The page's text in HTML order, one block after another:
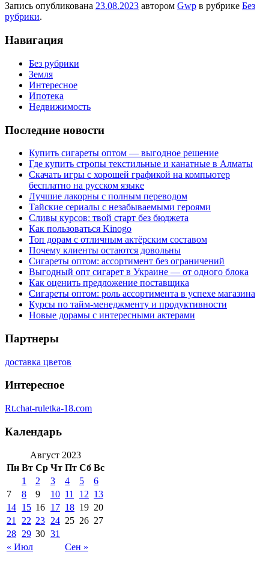
Запись опубликована 23.08.2023 автором Gwp в рубрике Без
рубрики.
Навигация
Без рубрики
Земля
Интересное
Ипотека
Недвижимость
Последние новости
Купить сигареты оптом — выгодное решение
Где купить стропы текстильные и канатные в Алматы
Скачать игры с хорошей графикой на компьютер
бесплатно на русском языке
Лучшие лакорны с полным переводом
Тайские сериалы с незабываемыми героями
Сливы курсов: твой старт без бюджета
Как пользоваться Kinogo
Топ дорам с отличным актёрским составом
Почему клиенты остаются довольны
Сигареты оптом: ассортимент без ограничений
Выгодный опт сигарет в Украине — от одного блока
Как оценить предложение поставщика
Сигареты оптом: роль ассортимента в успехе магазина
Курсы по тайм-менеджменту и продуктивности
Новые дорамы с интересными актерами
Партнеры
доставка цветов
Интересное
Rt.chat-ruletka-18.com
Календарь
Август 2023
Пн Вт Ср Чт Пт Сб Вс
« Июл Сен »
1 2 3 4 5
6
7
8 9 10 11 12 13
14 15 16 17 18 19 20
21
22 23 24 25 26 27
28 29 30 31